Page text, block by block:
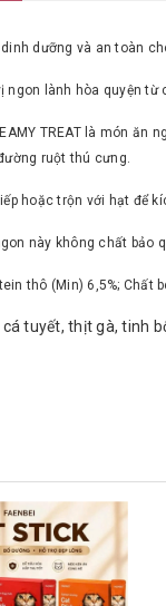
dưỡng và an toàn
ngon lành hòa quyện từ
TREAT là món
ruột thú cưng.
hoặc trộn với hạt để
này không chất bảo
thô (Min) 6,5%; Chất
tuyết, thịt gà, tinh